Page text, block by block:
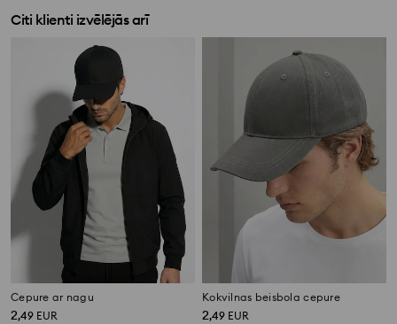
Citi klienti izvēlējās arī
Cepure ar nagu
2,49 EUR
Kokvilnas beisbola cepure
2,49 EUR